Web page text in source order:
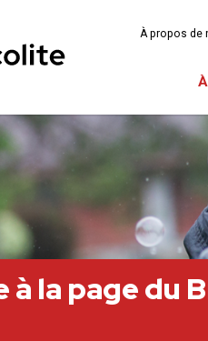
À propos de
à la page du